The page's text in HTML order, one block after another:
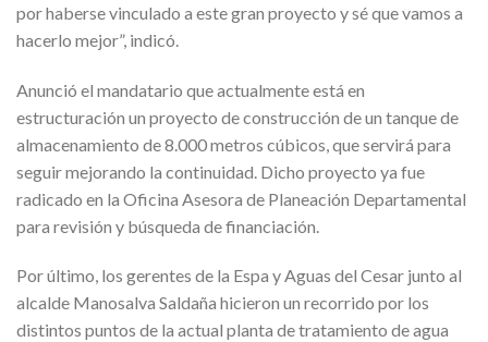
por haberse vinculado a este gran proyecto y sé que vamos a
hacerlo mejor”, indicó.
Anunció el mandatario que actualmente está en
estructuración un proyecto de construcción de un tanque de
almacenamiento de 8.000 metros cúbicos, que servirá para
seguir mejorando la continuidad. Dicho proyecto ya fue
radicado en la Oficina Asesora de Planeación Departamental
para revisión y búsqueda de financiación.
Por último, los gerentes de la Espa y Aguas del Cesar junto al
alcalde Manosalva Saldaña hicieron un recorrido por los
distintos puntos de la actual planta de tratamiento de agua